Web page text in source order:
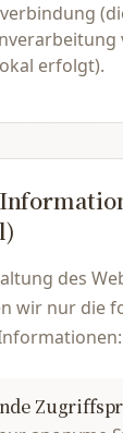
erfolgt).
des
wir nur die